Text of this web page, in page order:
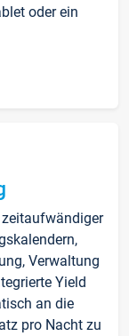
oder ein
Verwaltung
Yield
an die
pro Nacht zu